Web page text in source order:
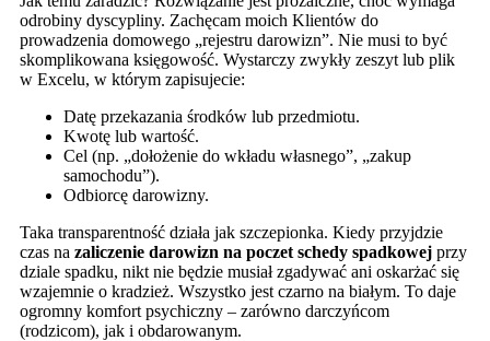
odrobiny dyscypliny. Zachęcam moich Klientów do
prowadzenia domowego „rejestru darowizn”. Nie musi to być
skomplikowana księgowość. Wystarczy zwykły zeszyt lub plik
w Excelu, w którym zapisujecie:
Datę przekazania środków lub przedmiotu.
Kwotę lub wartość.
Cel (np. „dołożenie do wkładu własnego”, „zakup
samochodu”).
Odbiorcę darowizny.
Taka transparentność działa jak szczepionka. Kiedy przyjdzie
czas na zaliczenie darowizn na poczet schedy spadkowej przy
dziale spadku, nikt nie będzie musiał zgadywać ani oskarżać się
wzajemnie o kradzież. Wszystko jest czarno na białym. To daje
ogromny komfort psychiczny – zarówno darczyńcom
(rodzicom), jak i obdarowanym.